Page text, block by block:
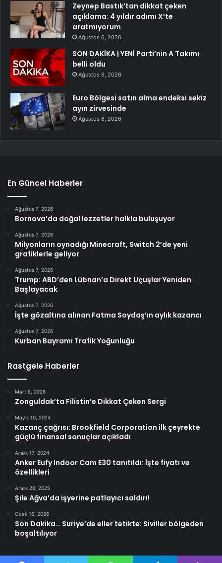
Zeynep Bastık’tan dikkat çeken
açıklama: 4 yıldır adımı X’te
aratmıyorum
Ağustos 6, 2026
SON DAKİKA | YENİ Parti’nin A Takımı
belli oldu
Ağustos 6, 2026
Euro Bölgesi satın alma endeksi sekiz
ayın zirvesinde
Ağustos 6, 2026
En Güncel Haberler
Ağustos 7, 2026
Bornova’da doğal lezzetler halkla buluşuyor
Ağustos 7, 2026
Milyonların oynadığı Minecraft, Switch 2’de yeni
grafiklerle geliyor
Ağustos 7, 2026
Trump: ABD’den Lübnan’a Direkt Uçuşlar Yeniden
Başlayacak
Ağustos 7, 2026
İşte gözaltına alınan Fatma Soydaş’ın aylık kazancı
Ağustos 7, 2026
Kurban Bayramı Trafik Yoğunluğu
Rastgele Haberler
Mart 8, 2026
Zonguldak’ta Filistin’e Dikkat Çeken Sergi
Mayıs 10, 2024
Kazanç çağrısı: Brookfield Corporation ilk çeyrekte
güçlü finansal sonuçlar açıkladı
Aralık 17, 2024
Anker Eufy Indoor Cam E30 tanıtıldı: İşte fiyatı ve
özellikleri
Aralık 26, 2025
Şile Ağva’da işyerine patlayıcı saldırı!
Ocak 16, 2026
Son Dakika… Suriye’de eller tetikte: Siviller bölgeden
boşaltılıyor